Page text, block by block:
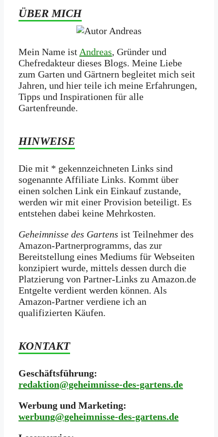
ÜBER MICH
Mein Name ist Andreas, Gründer und
Chefredakteur dieses Blogs. Meine Liebe
zum Garten und Gärtnern begleitet mich seit
Jahren, und hier teile ich meine Erfahrungen,
Tipps und Inspirationen für alle
Gartenfreunde.
HINWEISE
Die mit * gekennzeichneten Links sind
sogenannte Affiliate Links. Kommt über
einen solchen Link ein Einkauf zustande,
werden wir mit­ einer Provision beteiligt. Es
entstehen dabei keine Mehrkosten.
Geheimnisse des Gartens ist Teilnehmer des
Amazon-Partnerprogramms, das zur
Bereitstellung eines Mediums für Webseiten
konzipiert wurde, mittels dessen durch die
Platzierung von Partner-Links zu Amazon.de
Entgelte verdient werden können. Als
Amazon-Partner verdiene ich an
qualifizierten Käufen.
KONTAKT
Geschäftsführung:
redaktion@geheimnisse-des-gartens.de
Werbung und Marketing:
werbung@geheimnisse-des-gartens.de